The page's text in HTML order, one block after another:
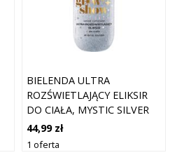
BIELENDA ULTRA
ROZŚWIETLAJĄCY ELIKSIR
DO CIAŁA, MYSTIC SILVER
44,99 zł
1 oferta